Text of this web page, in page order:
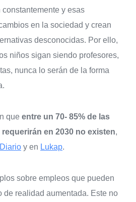
y esas
en la sociedad y crean
desconocidas. Por ello,
niños sigan siendo profesores,
nunca lo serán de la forma
que entre un 70- 85% de las
en 2030 no existen,
y en Lukap.
sobre empleos que pueden
de realidad aumentada. Este no